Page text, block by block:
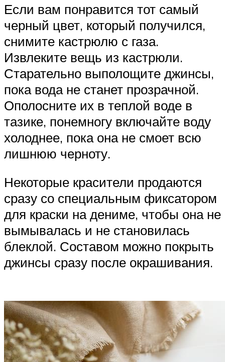
Если вам понравится тот самый
черный цвет, который получился,
снимите кастрюлю с газа.
Извлеките вещь из кастрюли.
Старательно выполощите джинсы,
пока вода не станет прозрачной.
Ополосните их в теплой воде в
тазике, понемногу включайте воду
холоднее, пока она не смоет всю
лишнюю черноту.
Некоторые красители продаются
сразу со специальным фиксатором
для краски на дениме, чтобы она не
вымывалась и не становилась
блеклой. Составом можно покрыть
джинсы сразу после окрашивания.